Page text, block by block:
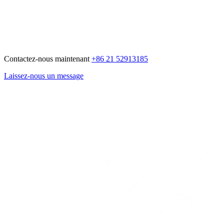
Contactez-nous maintenant +86 21 52913185
Laissez-nous un message